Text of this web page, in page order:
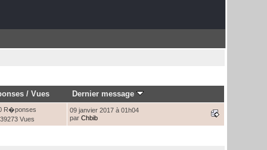
/Vues Dernier message
R�ponses
39273 Vues
09 janvier 2017 à 01h04
parChbib